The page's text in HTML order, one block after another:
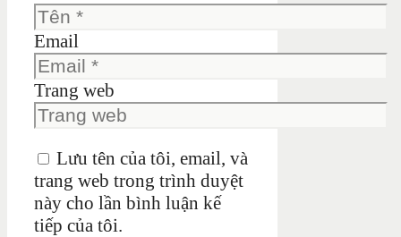
Email
Trang web
Lưu tên của tôi, email, và
trang web trong trình duyệt
này cho lần bình luận kế
tiếp của tôi.